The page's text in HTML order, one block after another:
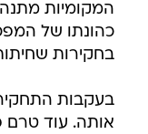
המקומיות
כהונתו של
בחקירות
בעקבות
אותה. עוד טרם